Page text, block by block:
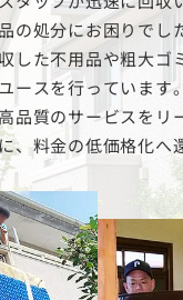
の処分にお困りでし
した不用品や粗大ゴ
ースを行っています
品質のサービスをリ
、料金の低価格化へ